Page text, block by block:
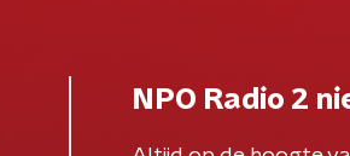
NPO Radio 2